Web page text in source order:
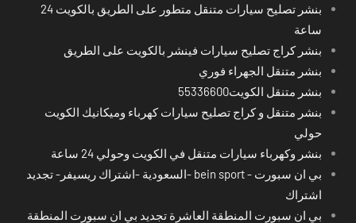
بنشر تصليح سيارات متنقل متطور على الطريق بالكويت 24
ساعة
بنشر كراج تصليح سيارات فينشر بالكويت على الطريق
بنشر متنقل الجهراء فوري
بنشر متنقل الكويت55336600
بنشر متنقل و كراج تصليح سيارات كهرباء وميكانيك الكويت
حولي
بنشر وكهرباء سيارات متنقل في الكويت وحولي 24 ساعة
بي ان سبورت - bein sport -السعودية -اشتراك ريسيفر- تجديد
اشتراك
بي ان سبورت المنطقة العاشرة تجديد بي ان سبورت المنطقة